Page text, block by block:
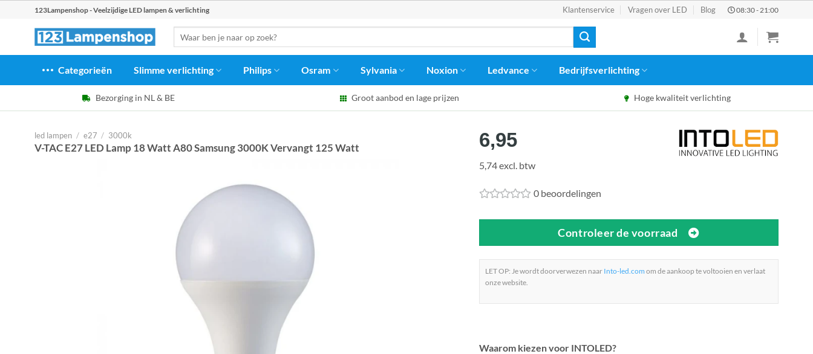
123Lampenshop - Veelzijdige LED lampen & verlichting Klantenservice Vragen over LED Blog 08:30 - 21:00
naar:
Categorieën Slimme verlichting Philips Osram Sylvania Noxion Ledvance Bedrijfsverlichting
Bezorging in NL & BE Groot aanbod en lage prijzen Hoge kwaliteit verlichting
led lampen / e27 / 3000k
V-TAC E27 LED Lamp 18 Watt A80 Samsung 3000K Vervangt 125 Watt 6,95
5,74 excl. btw
0 beoordelingen
Controleer de voorraad
LET OP: Je wordt doorverwezen naar Into-led.com om de aankoop te voltooien en verlaat
onze website.
Waarom kiezen voor INTOLED?